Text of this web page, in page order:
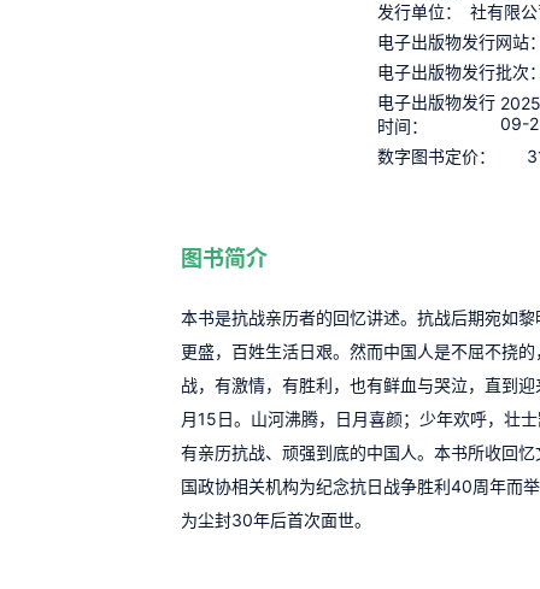
发行单位：
社有限
电子出版物发行网站
电子出版物发行批次
电子出版物发行
时间：
09-
数字图书定价：
图书简介
本书是抗战亲历者的回忆讲述。抗战后期宛如
更盛，百姓生活日艰。然而中国人是不屈不挠
战，有激情，有胜利，也有鲜血与哭泣，直到
月15日。山河沸腾，日月喜颜；少年欢呼，壮
有亲历抗战、顽强到底的中国人。本书所收回
国政协相关机构为纪念抗日战争胜利40周年而
为尘封30年后首次面世。